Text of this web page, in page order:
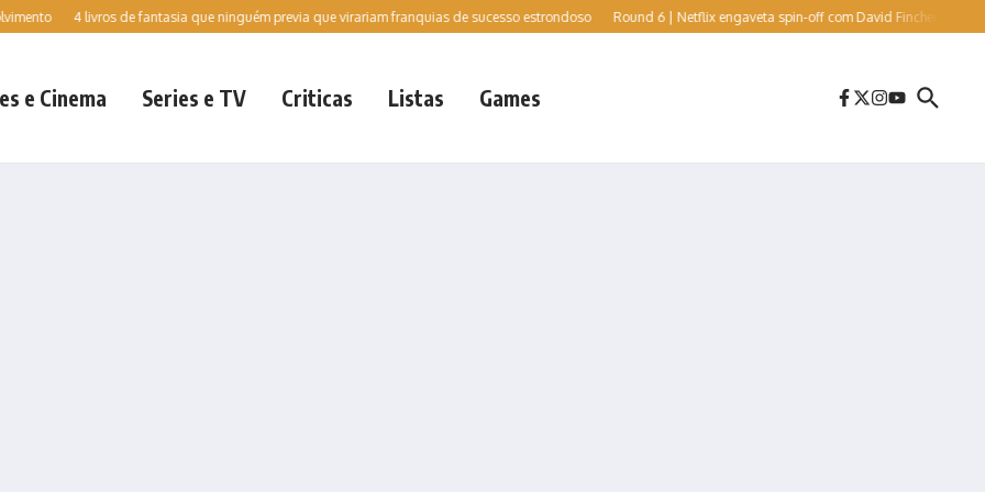
4 livros de fantasia que ninguém previa que virariam franquias de sucesso estrondoso Round 6 | Netflix engaveta spin-off com David Fincher e Cate
e Cinema Series e TV Criticas Listas Games